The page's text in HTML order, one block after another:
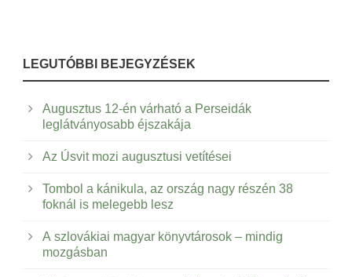
LEGUTÓBBI BEJEGYZÉSEK
Augusztus 12-én várható a Perseidák
leglátványosabb éjszakája
Az Úsvit mozi augusztusi vetítései
Tombol a kánikula, az ország nagy részén 38
foknál is melegebb lesz
A szlovákiai magyar könyvtárosok – mindig
mozgásban